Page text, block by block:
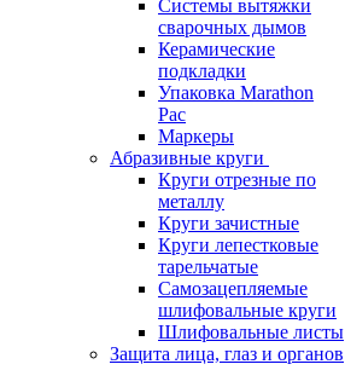
Системы вытяжки
сварочных дымов
Керамические
подкладки
Упаковка Marathon
Pac
Маркеры
Абразивные круги
Круги отрезные по
металлу
Круги зачистные
Круги лепестковые
тарельчатые
Самозацепляемые
шлифовальные круги
Шлифовальные листы
Защита лица, глаз и органов